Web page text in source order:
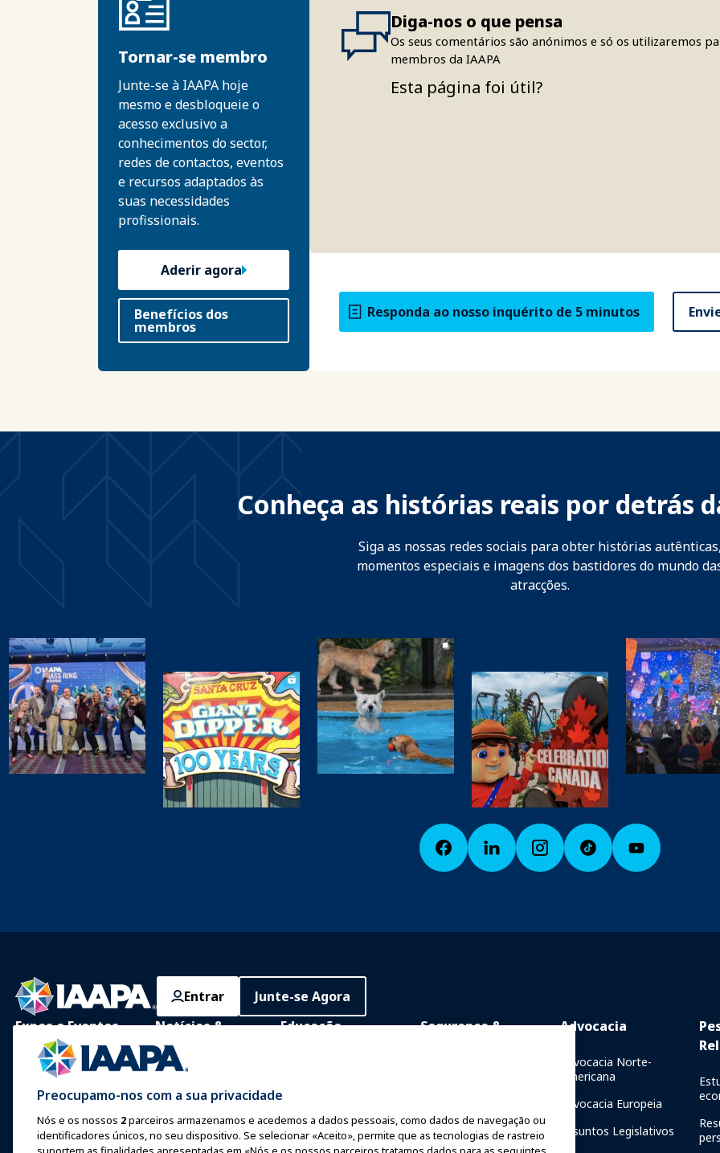
Tornar-se membro
Junte-se à IAAPA hoje
mesmo e desbloqueie o
acesso exclusivo a
conhecimentos do sector,
redes de contactos, eventos
e recursos adaptados às
suas necessidades
profissionais.
Aderir agora
Benefícios dos
membros
Diga-nos o que pensa
Os seus comentários são anónimos e só os utilizaremos
membros da IAAPA
Esta página foi útil?
Responda ao nosso inquérito de 5 minutos
Conheça as histórias reais por detrás
Siga as nossas redes sociais para obter histórias autênticas,
momentos especiais e imagens dos bastidores do mundo
atracções.
Entrar Junte-se Agora
Expos e Eventos
IAAPA Expo
Expo Europa
Expo Ásia
Expo Oriente Médio
Notícias &
Diversão
Edições anteriores
Educação
Aprendizagem Presencial
Corpo Comum de
Conhecimento
Segurança &
de Passeios
Advocacia
Advocacia Norte-
Americana
Advocacia Europeia
Assuntos Legislativos
Preocupamo-nos com a sua privacidade
Nós e os nossos 2parceiros armazenamos e acedemos a dados pessoais, como dados de navegação ou
identificadores únicos, no seu dispositivo. Se selecionar «Aceito», permite que as tecnologias de rastreio